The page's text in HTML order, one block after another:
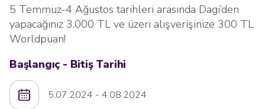
5 Temmuz-4 Ağustos tarihleri arasında Dagi’den
yapacağınız 3.000 TL ve üzeri alışverişinize 300 TL
Worldpuan!
Başlangıç - Bitiş Tarihi
5.07.2024 - 4.08.2024